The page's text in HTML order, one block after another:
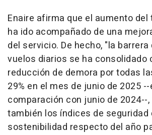
Enaire afirma que el aumento
ha ido acompañado de una
del servicio. De hecho, "la barrera
vuelos diarios se ha consolidado
reducción de demora por todas
29% en el mes de junio de 2025 --
comparación con junio de 2024--
también los índices de seguridad
sostenibilidad respecto del año